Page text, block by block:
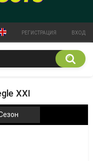
РЕГИСТРАЦИЯ ВХОД
XXI